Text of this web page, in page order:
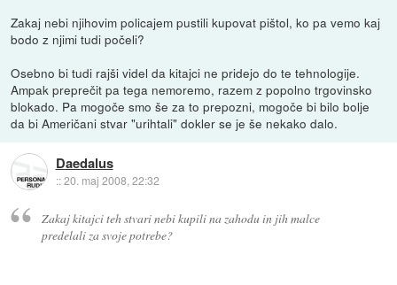
Zakaj nebi njihovim policajem pustili kupovat pištol, ko pa vemo kaj
bodo z njimi tudi počeli?
Osebno bi tudi rajši videl da kitajci ne pridejo do te tehnologije.
Ampak preprečit pa tega nemoremo, razem z popolno trgovinsko
blokado. Pa mogoče smo še za to prepozni, mogoče bi bilo bolje
da bi Američani stvar "urihtali" dokler se je še nekako dalo.
Daedalus
::20. maj 2008, 22:32
Zakaj kitajci teh stvari nebi kupili na zahodu in jih malce
predelali za svoje potrebe?